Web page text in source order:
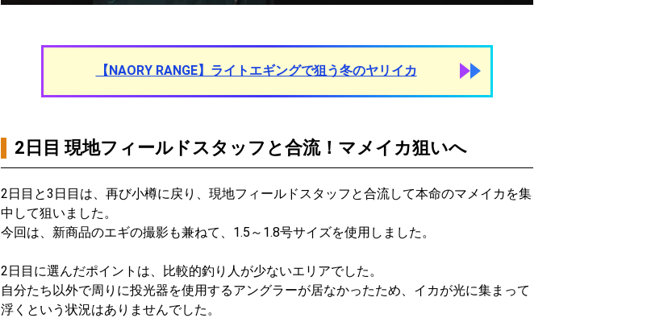
【NAORY RANGE】ライトエギングで狙う冬のヤリイカ
2日目 現地フィールドスタッフと合流！マメイカ狙いへ
2日目と3日目は、再び小樽に戻り、現地フィールドスタッフと合流して本命のマメイカを集
中して狙いました。
今回は、新商品のエギの撮影も兼ねて、1.5～1.8号サイズを使用しました。
2日目に選んだポイントは、比較的釣り人が少ないエリアでした。
自分たち以外で周りに投光器を使用するアングラーが居なかったため、イカが光に集まって
浮くという状況はありませんでした。